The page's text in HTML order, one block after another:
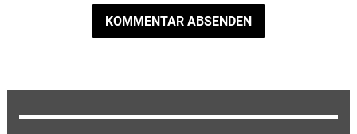
KOMMENTAR ABSENDEN